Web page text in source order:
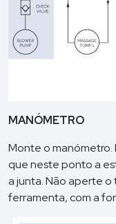
MANÓMETRO
Monte o manómetro.
que neste ponto a
a junta. Não aperte
ferramenta, com a